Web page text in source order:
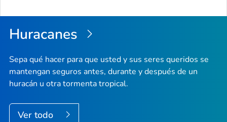
Huracanes
Sepa qué hacer para que usted y sus seres queridos se
mantengan seguros antes, durante y después de un
huracán u otra tormenta tropical.
Ver todo